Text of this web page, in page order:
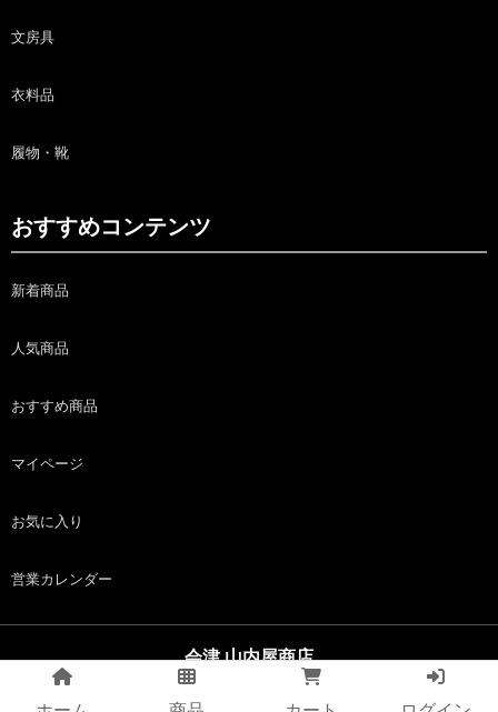
文房具
衣料品
履物・靴
おすすめコンテンツ
新着商品
人気商品
おすすめ商品
マイページ
お気に入り
営業カレンダー
会津 山内屋商店
copyright (c) 会津 山内屋商店 all rights reserved.